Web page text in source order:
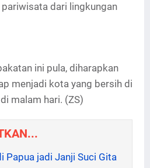
dari lingkungan
ini pula, diharapkan
menjadi kota yang bersih di
malam hari. (ZS)
Papua jadi Janji Suci Gita